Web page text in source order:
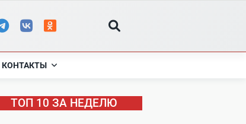
КОНТАКТЫ
ТОП 10 ЗА НЕДЕЛЮ